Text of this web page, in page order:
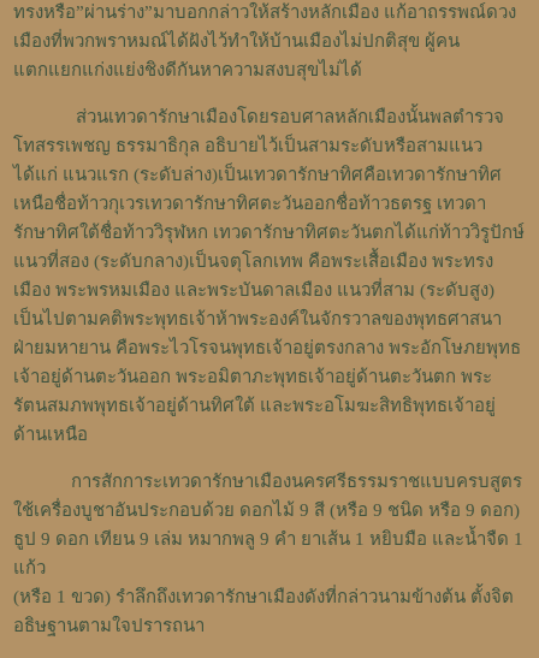
ทรงหรือ”ผ่านร่าง”มาบอกกล่าวให้สร้างหลักเมือง แก้อาถรรพณ์ดวง
เมืองที่พวกพราหมณ์ได้ฝังไว้ทำให้บ้านเมืองไม่ปกติสุข ผู้คน
แตกแยกแก่งแย่งชิงดีกันหาความสงบสุขไม่ได้
ส่วนเทวดารักษาเมืองโดยรอบศาลหลักเมืองนั้นพลตำรวจ
โทสรรเพชญ ธรรมาธิกุล อธิบายไว้เป็นสามระดับหรือสามแนว
ได้แก่ แนวแรก (ระดับล่าง)เป็นเทวดารักษาทิศคือเทวดารักษาทิศ
เหนือชื่อท้าวกุเวรเทวดารักษาทิศตะวันออกชื่อท้าวธตรฐ เทวดา
รักษาทิศใต้ชื่อท้าววิรุฬหก เทวดารักษาทิศตะวันตกได้แก่ท้าววิรูปักษ์
แนวที่สอง (ระดับกลาง)เป็นจตุโลกเทพ คือพระเสื้อเมือง พระทรง
เมือง พระพรหมเมือง และพระบันดาลเมือง แนวที่สาม (ระดับสูง)
เป็นไปตามคติพระพุทธเจ้าห้าพระองค์ในจักรวาลของพุทธศาสนา
ฝ่ายมหายาน คือพระไวโรจนพุทธเจ้าอยู่ตรงกลาง พระอักโษภยพุทธ
เจ้าอยู่ด้านตะวันออก พระอมิตาภะพุทธเจ้าอยู่ด้านตะวันตก พระ
รัตนสมภพพุทธเจ้าอยู่ด้านทิศใต้ และพระอโมฆะสิทธิพุทธเจ้าอยู่
ด้านเหนือ
การสักการะเทวดารักษาเมืองนครศรีธรรมราชแบบครบสูตร
ใช้เครื่องบูชาอันประกอบด้วย ดอกไม้ 9 สี (หรือ 9 ชนิด หรือ 9 ดอก)
ธูป 9 ดอก เทียน 9 เล่ม หมากพลู 9 คำ ยาเส้น 1 หยิบมือ และน้ำจืด 1
แก้ว
(หรือ 1 ขวด) รำลึกถึงเทวดารักษาเมืองดังที่กล่าวนามข้างต้น ตั้งจิต
อธิษฐานตามใจปรารถนา